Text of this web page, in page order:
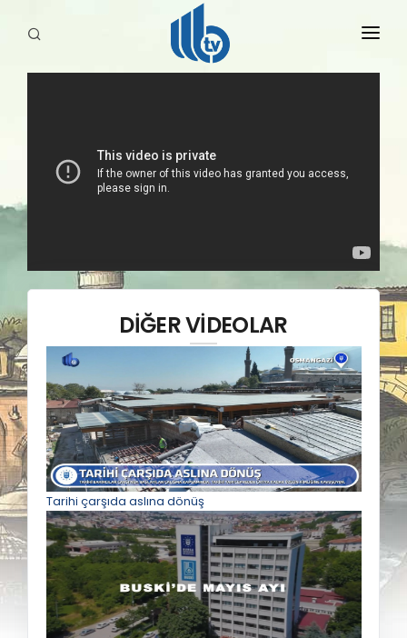
YAYINLARIMIZ
DİĞER VİDEOLAR
Tarihi çarşıda aslına dönüş